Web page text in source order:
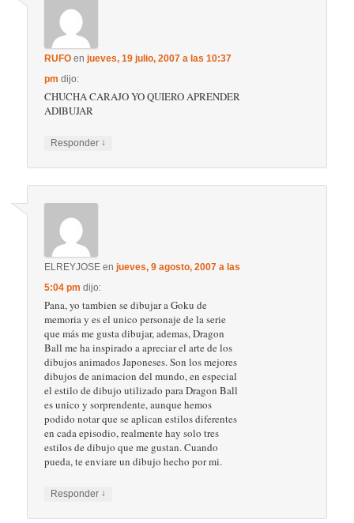
RUFO enjueves, 19 julio, 2007 a las 10:37
pm dijo:
CHUCHA CARAJO YO QUIERO APRENDER
ADIBUJAR
Responder ↓
ELREYJOSE enjueves, 9 agosto, 2007 a las
5:04 pm dijo:
Pana, yo tambien se dibujar a Goku de
memoria y es el unico personaje de la serie
que más me gusta dibujar, ademas, Dragon
Ball me ha inspirado a apreciar el arte de los
dibujos animados Japoneses. Son los mejores
dibujos de animacion del mundo, en especial
el estilo de dibujo utilizado para Dragon Ball
es unico y sorprendente, aunque hemos
podido notar que se aplican estilos diferentes
en cada episodio, realmente hay solo tres
estilos de dibujo que me gustan. Cuando
pueda, te enviare un dibujo hecho por mi.
Responder ↓